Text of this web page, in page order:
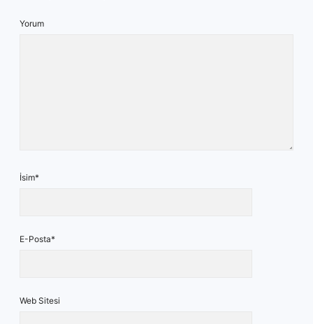
Yorum
İsim*
E-Posta*
Web Sitesi